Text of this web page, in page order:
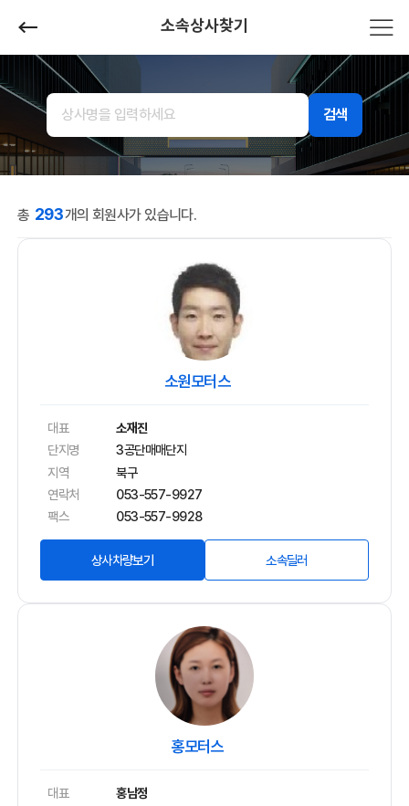
소속상사찾기
검색
총 293개의 회원사가 있습니다.
소원모터스
대표
소재진
단지명
3공단매매단지
지역
북구
연락처
053-557-9927
팩스
053-557-9928
상사차량보기 소속딜러
홍모터스
대표
홍남정